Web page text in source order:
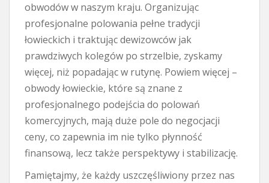
obwodów w naszym kraju. Organizując
profesjonalne polowania pełne tradycji
łowieckich i traktując dewizowców jak
prawdziwych kolegów po strzelbie, zyskamy
więcej, niż popadając w rutynę. Powiem więcej –
obwody łowieckie, które są znane z
profesjonalnego podejścia do polowań
komercyjnych, mają duże pole do negocjacji
ceny, co zapewnia im nie tylko płynność
finansową, lecz także perspektywy i stabilizację.
Pamiętajmy, że każdy uszczęśliwiony przez nas